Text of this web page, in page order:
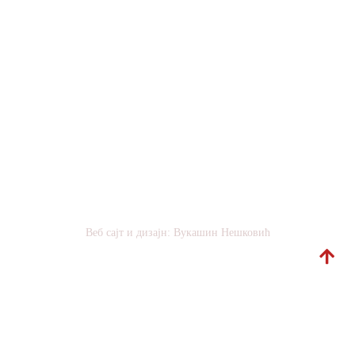
Веб сајт и дизајн: Вукашин Нешковић